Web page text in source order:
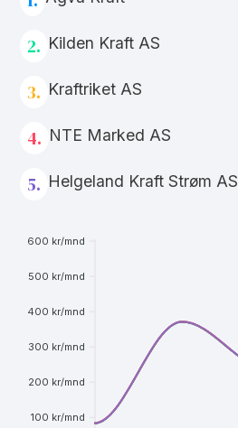
2. Kilden Kraft AS
3. Kraftriket AS
4. NTE Marked AS
5. Helgeland Kraft Strøm AS
600 kr/mnd
500 kr/mnd
400 kr/mnd
300 kr/mnd
200 kr/mnd
100 kr/mnd